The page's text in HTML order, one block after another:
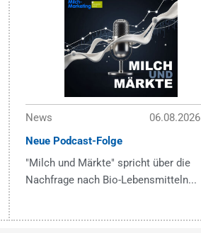
News
06.08.2026
Neue Podcast-Folge
"Milch und Märkte" spricht über die
Nachfrage nach Bio-Lebensmitteln...